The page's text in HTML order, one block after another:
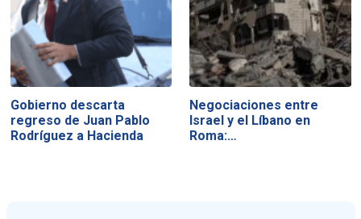
Gobierno descarta
regreso de Juan Pablo
Rodríguez a Hacienda
Negociaciones entre
Israel y el Líbano en
Roma:…